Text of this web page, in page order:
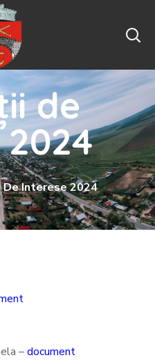
de
De Interese 2024
–document